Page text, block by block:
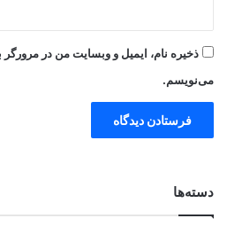
ذخیره نام، ایمیل و وبسایت من در مرورگر
می‌نویسم.
دسته‌ها